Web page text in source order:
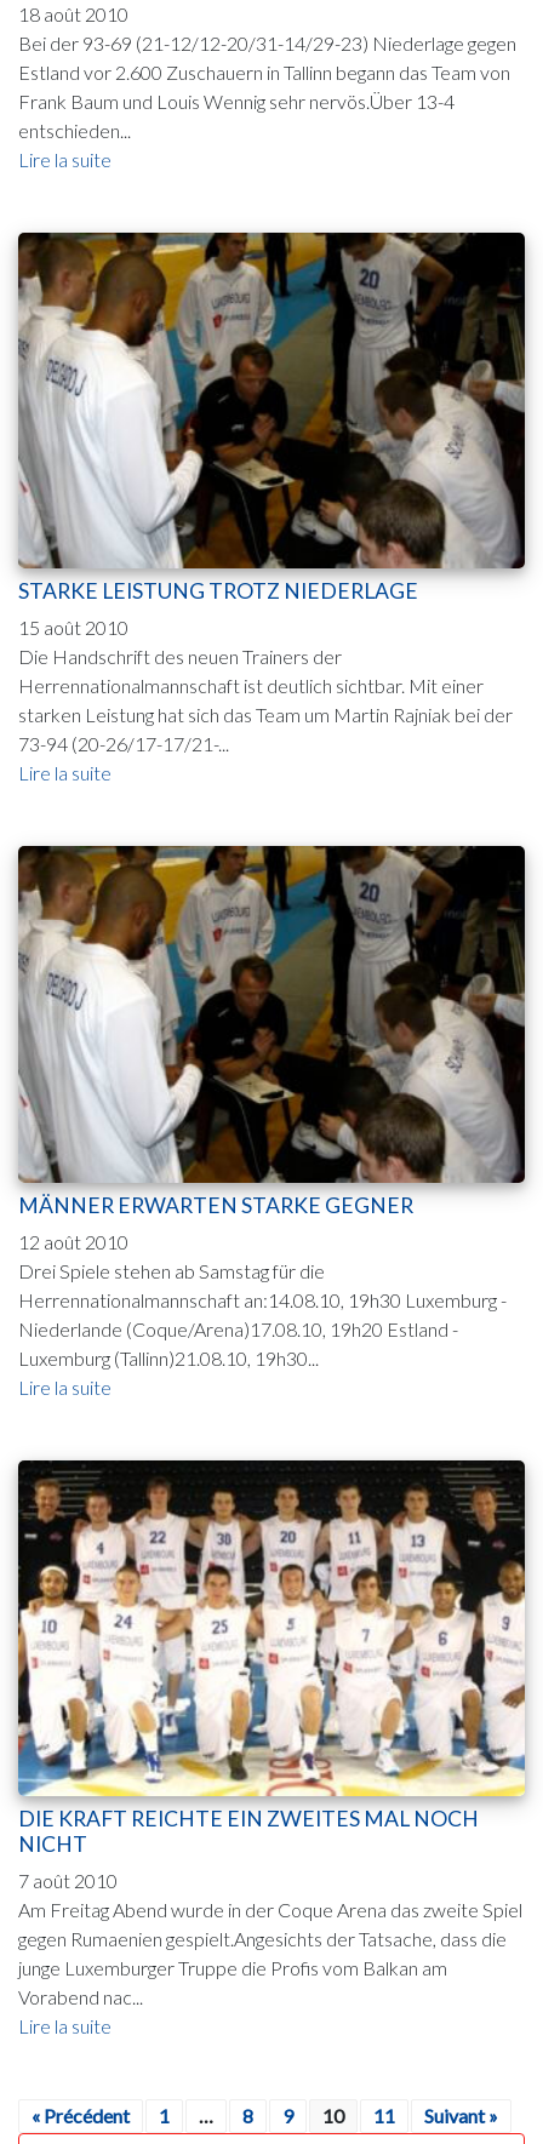
18 août 2010
Bei der 93-69 (21-12/12-20/31-14/29-23) Niederlage gegen
Estland vor 2.600 Zuschauern in Tallinn begann das Team von
Frank Baum und Louis Wennig sehr nervös.Über 13-4
entschieden...
Lire la suite
STARKE LEISTUNG TROTZ NIEDERLAGE
15 août 2010
Die Handschrift des neuen Trainers der
Herrennationalmannschaft ist deutlich sichtbar. Mit einer
starken Leistung hat sich das Team um Martin Rajniak bei der
73-94 (20-26/17-17/21-...
Lire la suite
MÄNNER ERWARTEN STARKE GEGNER
12 août 2010
Drei Spiele stehen ab Samstag für die
Herrennationalmannschaft an:14.08.10, 19h30 Luxemburg -
Niederlande (Coque/Arena)17.08.10, 19h20 Estland -
Luxemburg (Tallinn)21.08.10, 19h30...
Lire la suite
DIE KRAFT REICHTE EIN ZWEITES MAL NOCH
NICHT
7 août 2010
Am Freitag Abend wurde in der Coque Arena das zweite Spiel
gegen Rumaenien gespielt.Angesichts der Tatsache, dass die
junge Luxemburger Truppe die Profis vom Balkan am
Vorabend nac...
Lire la suite
« Précédent 1 … 8 9 10 11 Suivant »